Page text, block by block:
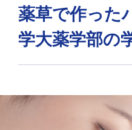
薬草で作った
学大薬学部の